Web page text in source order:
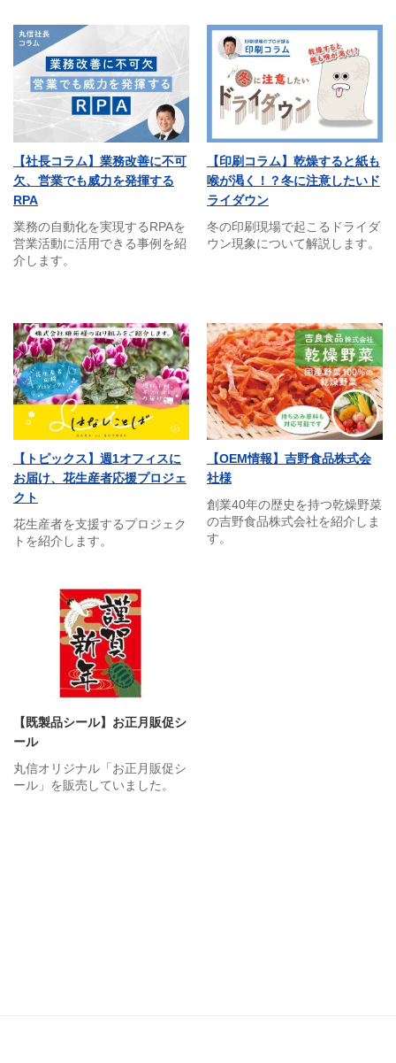
【社長コラム】業務改善に不可
欠、営業でも威力を発揮する
RPA
業務の自動化を実現するRPAを
営業活動に活用できる事例を紹
介します。
【印刷コラム】乾燥すると紙も
喉が渇く！？冬に注意したいド
ライダウン
冬の印刷現場で起こるドライダ
ウン現象について解説します。
【トピックス】週1オフィスに
お届け、花生産者応援プロジェ
クト
花生産者を支援するプロジェク
トを紹介します。
【OEM情報】吉野食品株式会
社様
創業40年の歴史を持つ乾燥野菜
の吉野食品株式会社を紹介しま
す。
【既製品シール】お正月販促シ
ール
丸信オリジナル「お正月販促シ
ール」を販売していました。